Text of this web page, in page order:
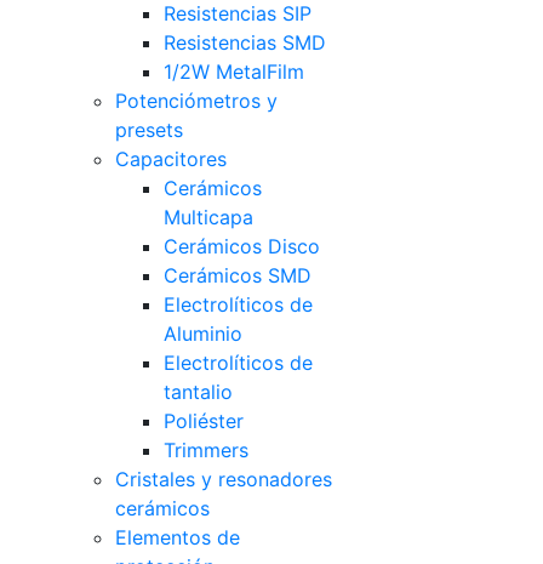
Resistencias SIP
Resistencias SMD
1/2W MetalFilm
Potenciómetros y
presets
Capacitores
Cerámicos
Multicapa
Cerámicos Disco
Cerámicos SMD
Electrolíticos de
Aluminio
Electrolíticos de
tantalio
Poliéster
Trimmers
Cristales y resonadores
cerámicos
Elementos de